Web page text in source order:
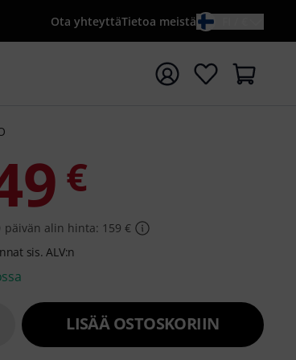
Ota yhteyttäTietoa meistä
{searchTerm}
€
päivän alin hinta: 159 €
sis. ALV:n
LISÄÄ OSTOSKORIIN